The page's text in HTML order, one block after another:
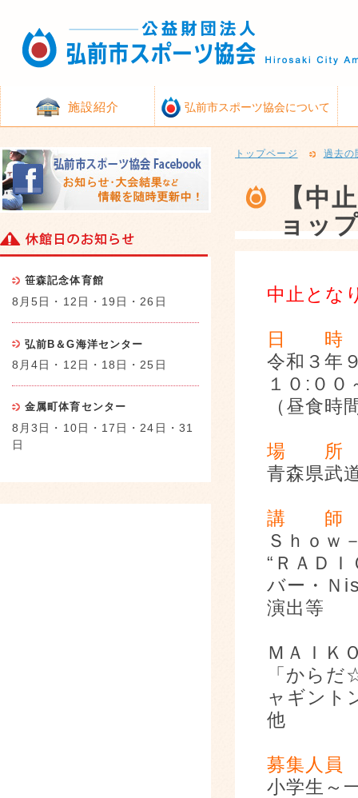
施設紹介 弘前市スポーツ協会について
トップページ 過去の
【中
ョッ
中止とな
日 時
令和３年
１０:０
（昼食時
場 所
青森県武
講
Ｓｈｏ
“ＲＡＤ
バー・Ｎ
演
ＭＡ
「から
ャギン
他
募集人員
小学生～
笹森記念体育館
8月5日・12日・19日・26日
弘前B＆G海洋センター
8月4日・12日・18日・25日
金属町体育センター
8月3日・10日・17日・24日・31
日